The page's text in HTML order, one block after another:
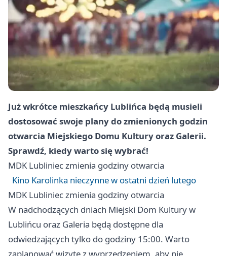
Już wkrótce mieszkańcy Lublińca będą musieli
dostosować swoje plany do zmienionych godzin
otwarcia Miejskiego Domu Kultury oraz Galerii.
Sprawdź, kiedy warto się wybrać!
MDK Lublinieczmienia godziny otwarcia
Kino Karolinka nieczynne w ostatni dzień lutego
MDK Lublinieczmienia godziny otwarcia
W nadchodzących dniach Miejski Dom Kultury w
Lublińcu oraz Galeria będą dostępne dla
odwiedzających tylko do godziny 15:00. Warto